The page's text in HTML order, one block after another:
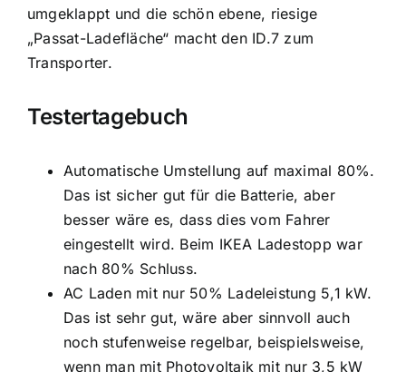
umgeklappt und die schön ebene, riesige
„Passat-Ladefläche“ macht den ID.7 zum
Transporter.
Testertagebuch
Automatische Umstellung auf maximal 80%.
Das ist sicher gut für die Batterie, aber
besser wäre es, dass dies vom Fahrer
eingestellt wird. Beim IKEA Ladestopp war
nach 80% Schluss.
AC Laden mit nur 50% Ladeleistung 5,1 kW.
Das ist sehr gut, wäre aber sinnvoll auch
noch stufenweise regelbar, beispielsweise,
wenn man mit Photovoltaik mit nur 3,5 kW